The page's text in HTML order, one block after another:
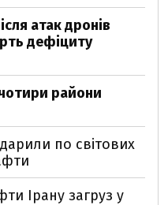
атак дронів
дефіциту
райони
по світових
Ірану загруз у